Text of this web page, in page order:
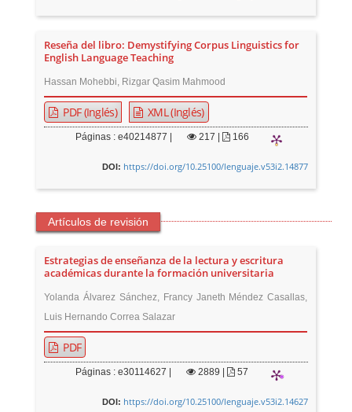
Reseña del libro: Demystifying Corpus Linguistics for
English Language Teaching
Hassan Mohebbi, Rizgar Qasim Mahmood
PDF (Inglés) XML (Inglés)
Páginas : e40214877 | 217 | 166
DOI: https://doi.org/10.25100/lenguaje.v53i2.14877
Artículos de revisión
Estrategias de enseñanza de la lectura y escritura
académicas durante la formación universitaria
Yolanda Álvarez Sánchez, Francy Janeth Méndez Casallas,
Luis Hernando Correa Salazar
PDF
Páginas : e30114627 | 2889 | 57
DOI: https://doi.org/10.25100/lenguaje.v53i2.14627